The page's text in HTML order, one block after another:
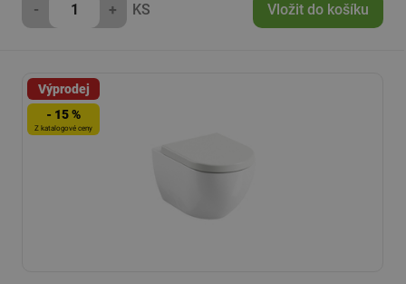
- + KS Vložit do košíku
Výprodej
- 15 %
Z katalogové ceny